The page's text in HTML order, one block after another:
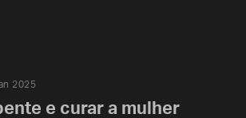
2025
e curar a mulher